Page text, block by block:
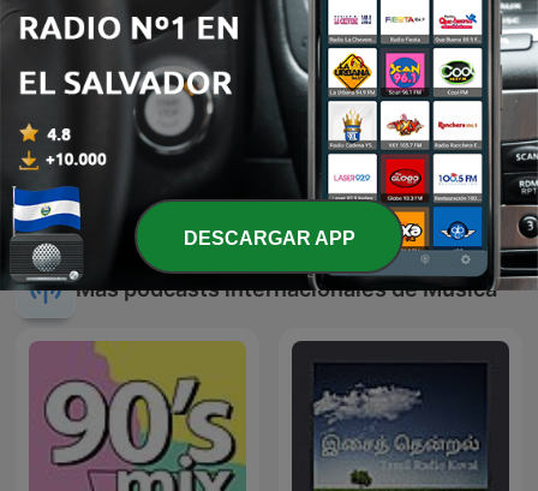
Reggaeton 4 X 4
Más podcasts internacionales de Música
DESCARGAR APP